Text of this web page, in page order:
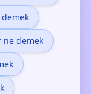
demek
ne demek